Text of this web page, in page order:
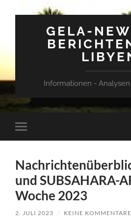
GELA-
Informationen -
Mobile-
Menü
und SUBSAHARA-
Woche 2023
2. JULI 2023 / KEINE KOMMENTARE